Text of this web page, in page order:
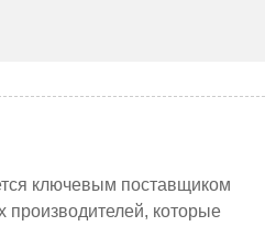
ключевым поставщиком
производителей, которые